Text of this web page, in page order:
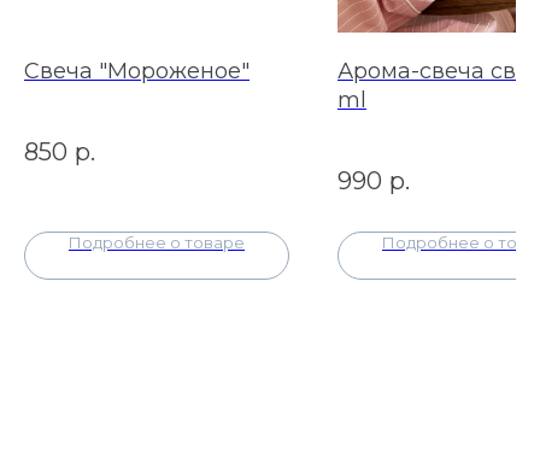
Свеча "Мороженое"
850 р.
Подробнее о товаре
Арома-свеча
ml
990 р.
Подробнее о